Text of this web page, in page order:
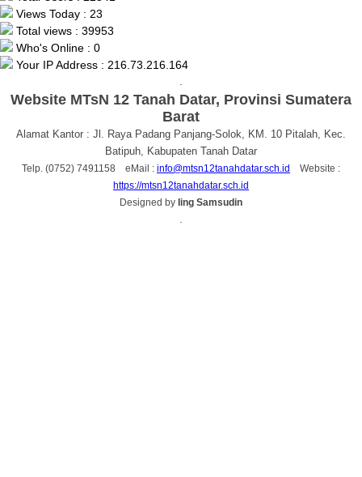
Views Today : 23
Total views : 39953
Who's Online : 0
Your IP Address : 216.73.216.164
Website MTsN 12 Tanah Datar, Provinsi Sumatera
Barat
Alamat Kantor : Jl. Raya Padang Panjang-Solok, KM. 10 Pitalah, Kec.
Batipuh, Kabupaten Tanah Datar
Telp. (0752) 7491158 eMail : info@mtsn12tanahdatar.sch.id
Website :
https://mtsn12tanahdatar.sch.id
Designed by Iing Samsudin